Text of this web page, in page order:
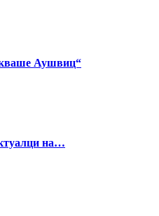
Аушвиц“
на…